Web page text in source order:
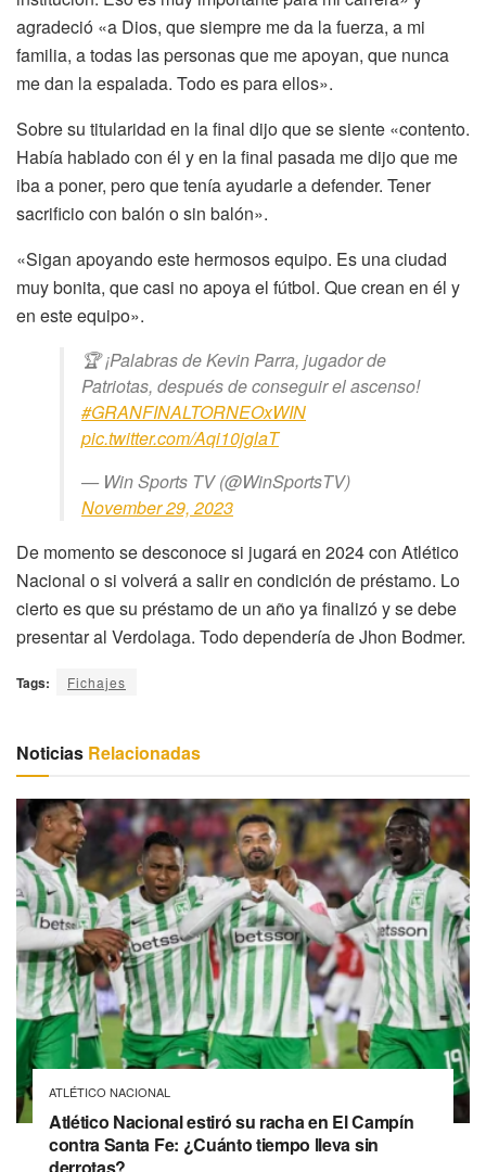
agradeció «a Dios, que siempre me da la fuerza, a mi
familia, a todas las personas que me apoyan, que nunca
me dan la espalada. Todo es para ellos».
Sobre su titularidad en la final dijo que se siente «contento.
Había hablado con él y en la final pasada me dijo que me
iba a poner, pero que tenía ayudarle a defender. Tener
sacrificio con balón o sin balón».
«Sigan apoyando este hermosos equipo. Es una ciudad
muy bonita, que casi no apoya el fútbol. Que crean en él y
en este equipo».
🏆 ¡Palabras de Kevin Parra, jugador de
Patriotas, después de conseguir el ascenso!
#GRANFINALTORNEOxWIN
pic.twitter.com/Aqi10jglaT
— Win Sports TV (@WinSportsTV)
November 29, 2023
De momento se desconoce si jugará en 2024 con Atlético
Nacional o si volverá a salir en condición de préstamo. Lo
cierto es que su préstamo de un año ya finalizó y se debe
presentar al Verdolaga. Todo dependería de Jhon Bodmer.
Tags: Fichajes
Noticias Relacionadas
ATLÉTICO NACIONAL
Atlético Nacional estiró su racha en El Campín
contra Santa Fe: ¿Cuánto tiempo lleva sin